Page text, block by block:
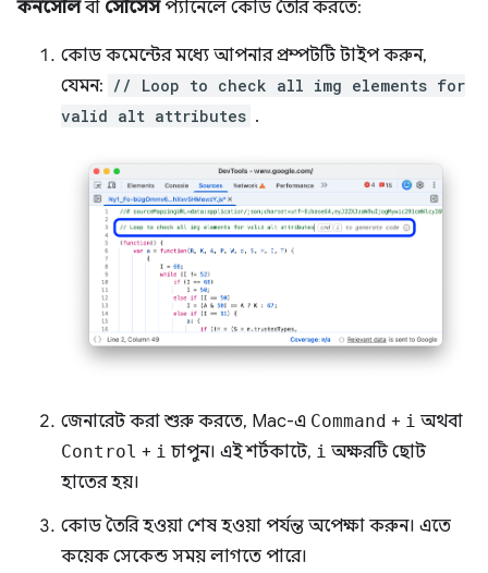
কনসোলবা সোর্সেসপ্যানেলে কোড তৈরি করতে:
কোড কমেন্টের মধ্যে আপনার প্রম্পটটি টাইপ করুন,
যেমন: // Loop to check all img elements for
valid alt attributes .
জেনারেট করা শুরু করতে, Mac-এ Command + i অথবা
Control + i চাপুন। এই শর্টকাটে, i অক্ষরটি ছোট
হাতের হয়।
কোড তৈরি হওয়া শেষ হওয়া পর্যন্ত অপেক্ষা করুন। এতে
কয়েক সেকেন্ড সময় লাগতে পারে।